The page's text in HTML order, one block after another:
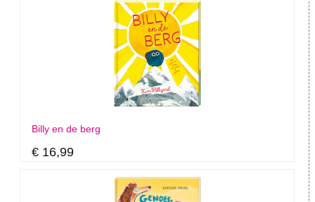
Billy en de berg
€ 16,99